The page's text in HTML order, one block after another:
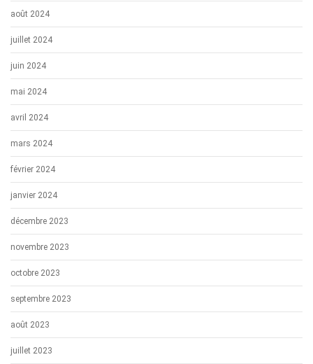
août 2024
juillet 2024
juin 2024
mai 2024
avril 2024
mars 2024
février 2024
janvier 2024
décembre 2023
novembre 2023
octobre 2023
septembre 2023
août 2023
juillet 2023